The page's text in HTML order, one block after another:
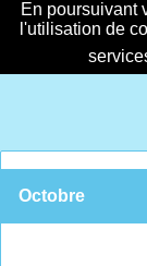
En poursuivant
l'utilisation de
Octobre